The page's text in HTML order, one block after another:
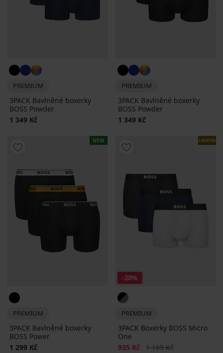
PREMIUM
3PACK Bavlněné boxerky
BOSS Powder
1 349 Kč
PREMIUM
3PACK Bavlněné boxerky
BOSS Powder
1 349 Kč
NEW
PREMIUM
3PACK Bavlněné boxerky
BOSS Power
1 299 Kč
LIMITED
-20%
PREMIUM
3PACK Boxerky BOSS Micro
One
Sleva
935 Kč Původní cena
1 169 Kč